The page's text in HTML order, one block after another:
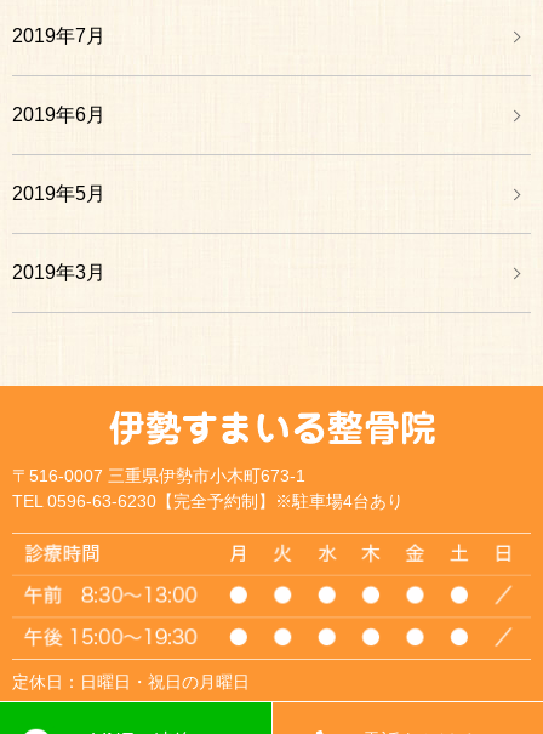
2019年7月
2019年6月
2019年5月
2019年3月
〒516-0007 三重県伊勢市小木町673-1
TEL 0596-63-6230【完全予約制】※駐車場4台あり
定休日：日曜日・祝日の月曜日